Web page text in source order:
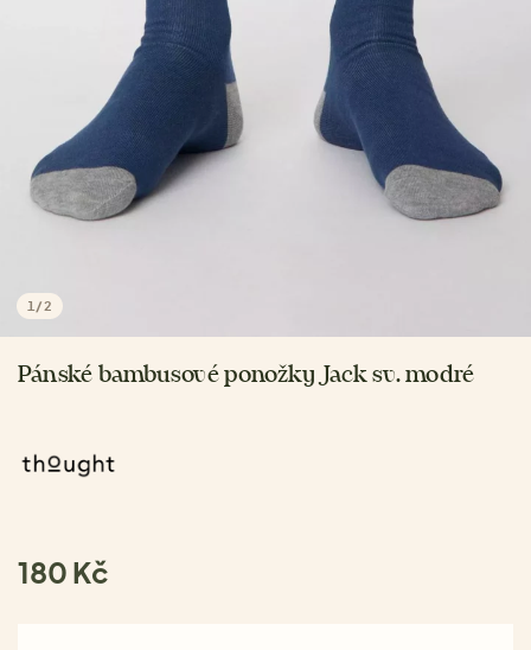
1 /2
Pánské bambusové ponožky Jack sv. modré
180 Kč